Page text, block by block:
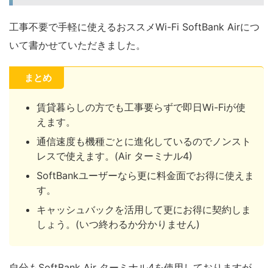
工事不要で手軽に使えるおススメWi-Fi SoftBank Airにつ
いて書かせていただきました。
まとめ
賃貸暮らしの方でも工事要らずで即日Wi-Fiが使
えます。
通信速度も機種ごとに進化しているのでノンスト
レスで使えます。(Air ターミナル4)
SoftBankユーザーなら更に料金面でお得に使えま
す。
キャッシュバックを活用して更にお得に契約しま
しょう。(いつ終わるか分かりません)